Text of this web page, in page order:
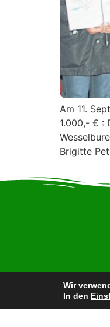
Am 11.
1.000,- € :
Brigitte
Wir
In den